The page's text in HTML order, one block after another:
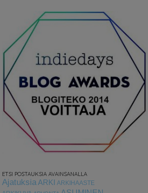
ETSI POSTAUKSIA AVAINSANALLA
Ajatuksia ARKI ARKIHAASTE